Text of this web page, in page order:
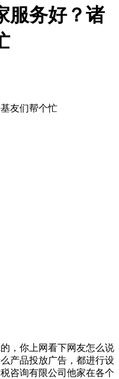
服务好？诸
友们帮个忙
，你上网看下网友怎么说
产品投放广告，都进行设
咨询有限公司他家在各个